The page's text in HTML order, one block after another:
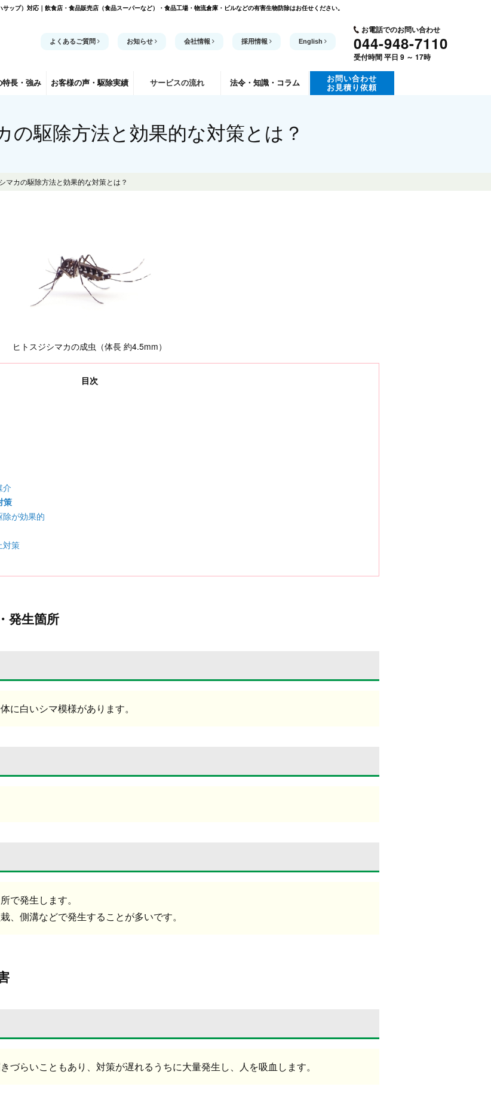
プ）対応｜飲食店・食品販売店（食品スーパーなど）・食品工場・物流倉庫・ビルなどの有害生物防除はお任せください。
よくあるご質問 お知らせ 会社情報 採用情報 English
お電話でのお問い合わせ
044-948-7110
受付時間 平日 9 ～ 17時
特長・強み お客様の声 ・駆除実績 サービスの流れ 法令・知識・コラム
お問い合わせ
お見積り依頼
の駆除方法と効果的な対策とは？
マカの駆除方法と効果的な対策とは？
ヒトスジシマカの成虫（体長 約4.5mm）
目次
介
策
が効果的
対策
発生箇所
に白いシマ模様があります。
で発生します。
、側溝などで発生することが多いです。
づらいこともあり、対策が遅れるうちに大量発生し、人を吸血します。